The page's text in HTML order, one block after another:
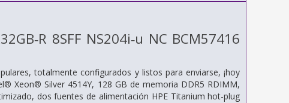
8SFF NS204i‑u NC BCM57416
totalmente configurados y listos para enviarse, ¡hoy
Xeon® Silver 4514Y, 128 GB de memoria DDR5 RDIMM,
dos fuentes de alimentación HPE Titanium hot-plug